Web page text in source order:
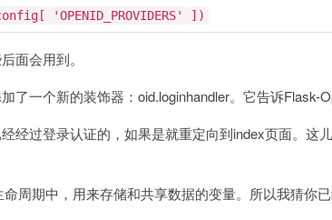
'OPENID_PROVIDERS' ])
面会用到。
了一个新的装饰器：oid.loginhandler。它告诉Flask-
经过登录认证的，如果是就重定向到index页面。这
周期中，用来存储和共享数据的变量。所以我猜你